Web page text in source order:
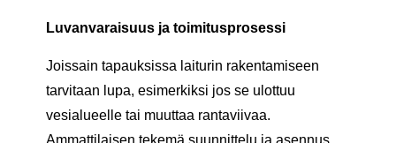
Luvanvaraisuus ja toimitusprosessi
Joissain tapauksissa laiturin rakentamiseen
tarvitaan lupa, esimerkiksi jos se ulottuu
vesialueelle tai muuttaa rantaviivaa.
Ammattilaisen tekemä suunnittelu ja asennus